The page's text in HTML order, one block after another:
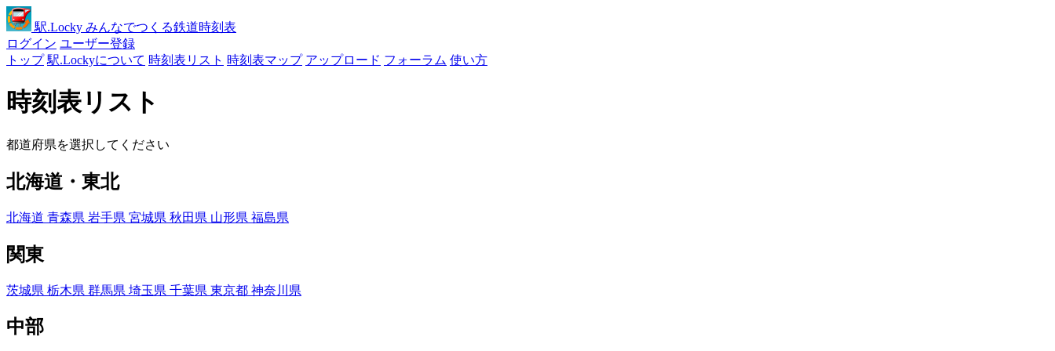
駅.Locky みんなでつくる鉄道時刻表
ログイン ユーザー登録
トップ 駅.Lockyについて 時刻表リスト 時刻表マップ アップロード フォーラム 使い方
時刻表リスト
都道府県を選択してください
北海道・東北
北海道 青森県 岩手県 宮城県 秋田県 山形県 福島県
関東
茨城県 栃木県 群馬県 埼玉県 千葉県 東京都 神奈川県
中部